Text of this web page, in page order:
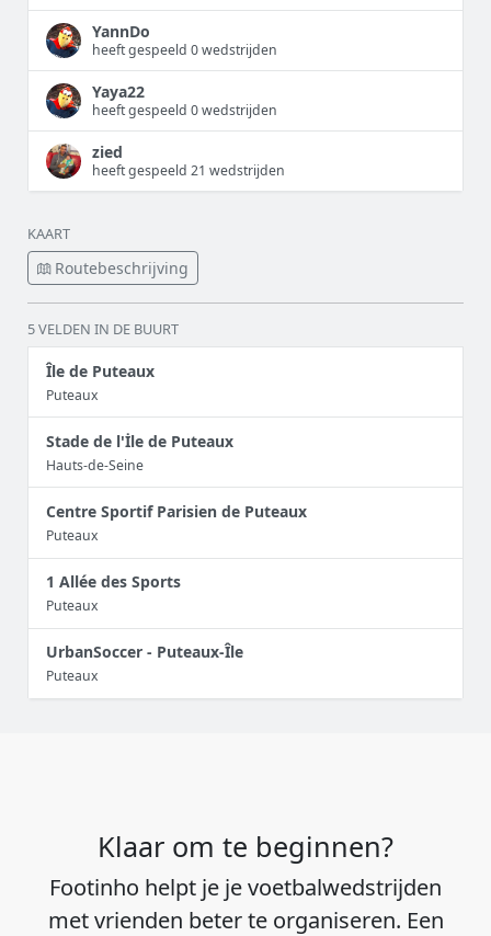
YannDo
heeft gespeeld 0 wedstrijden
Yaya22
heeft gespeeld 0 wedstrijden
zied
heeft gespeeld 21 wedstrijden
KAART
Routebeschrijving
5 VELDEN IN DE BUURT
Île de Puteaux
Puteaux
Stade de l'İle de Puteaux
Hauts-de-Seine
Centre Sportif Parisien de Puteaux
Puteaux
1 Allée des Sports
Puteaux
UrbanSoccer - Puteaux-Île
Puteaux
Klaar om te beginnen?
Footinho helpt je je voetbalwedstrijden
met vrienden beter te organiseren. Een